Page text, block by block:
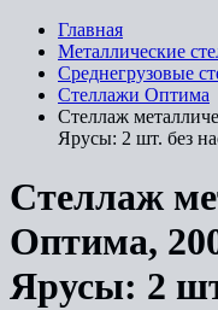
Главная
Металлические
Среднегрузовые
Стеллажи Оптима
Стеллаж
Ярусы: 2 шт. без
Стеллаж
Оптима,
Ярусы: 2